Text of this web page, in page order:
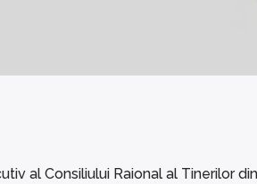
al Consiliului Raional al Tinerilor